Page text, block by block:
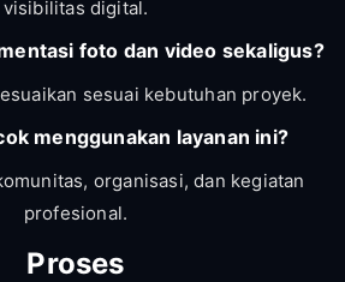
visibilitas digital.
foto dan video sekaligus?
sesuai kebutuhan proyek.
menggunakan layanan ini?
organisasi, dan kegiatan
profesional.
Proses